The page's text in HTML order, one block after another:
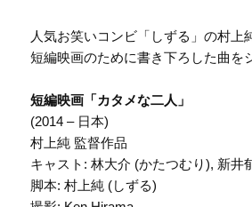
人気お笑いコンビ「しずる」の村上
短編映画のために書き下ろした曲を
短編映画「カタメな二人」
(2014 – 日本)
村上純 監督作品
キャスト: 林大介 (かたつむり), 新井
脚本: 村上純 (しずる)